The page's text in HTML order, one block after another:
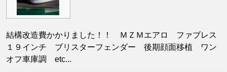
結構改造費かかりました！！ ＭＺＭエアロ ファブレス
１９インチ ブリスターフェンダー 後期顔面移植 ワン
オフ車庫調 etc...